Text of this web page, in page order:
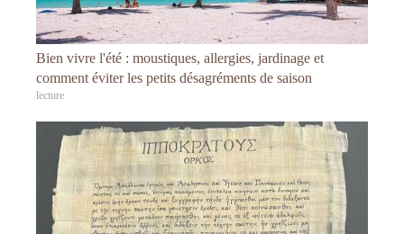
Bien vivre l'été : moustiques, allergies, jardinage et
comment éviter les petits désagréments de saison
lecture